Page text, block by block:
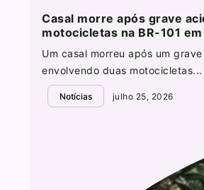
Casal morre após grave
motocicletas na BR-101 em
Um casal morreu após um
envolvendo duas motocicletas...
Notícias julho 25, 2026